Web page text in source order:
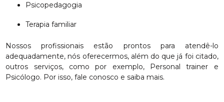
Psicopedagogia
Terapia familiar
Nossos profissionais estão prontos para atendê-lo
adequadamente, nós oferecermos, além do que já foi citado,
outros serviços, como por exemplo, Personal trainer e
Psicólogo. Por isso, fale conosco e saiba mais.